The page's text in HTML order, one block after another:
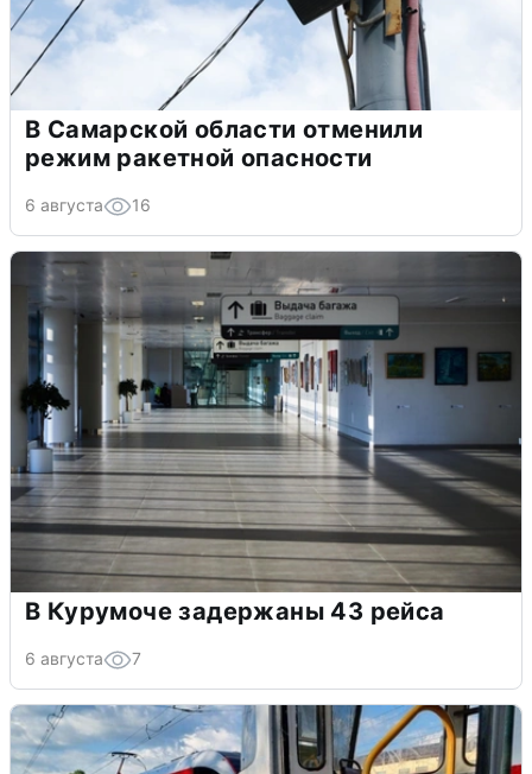
В Самарской области отменили
режим ракетной опасности
6 августа 16
В Курумоче задержаны 43 рейса
6 августа 7